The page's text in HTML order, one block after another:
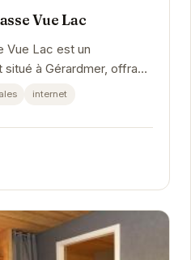
Vue Lac
Vue Lac est un
à Gérardmer, offrant
lac. Avec son ambiance...
internet